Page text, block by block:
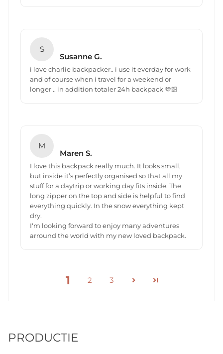
S
Susanne G.
i love charlie backpacker.. i use it everday for work
and of course when i travel for a weekend or
longer .. in addition totaler 24h backpack 🫶🏻
M
Maren S.
I love this backpack really much. It looks small,
but inside it’s perfectly organised so that all my
stuff for a daytrip or working day fits inside. The
long zipper on the top and side is helpful to find
everything quickly. In the snow everything kept
dry.
I‘m looking forward to enjoy many adventures
arround the world with my new loved backpack.
1 2 3
PRODUCTIE